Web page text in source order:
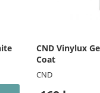
CND Vinylux
Coat
CND